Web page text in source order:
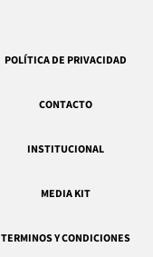
POLÍTICA DE PRIVACIDAD
CONTACTO
INSTITUCIONAL
MEDIA KIT
TERMINOS Y CONDICIONES